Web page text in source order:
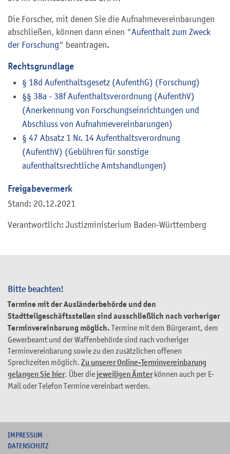
Bitte beachten!
Termine mit der Ausländerbehörde und den
Stadtteilgeschäftsstellen sind ausschließlich nach vorheriger
Terminvereinbarung möglich. Termine mit dem Bürgeramt, dem
Gewerbeamt und der Waffenbehörde sind nach vorheriger
Terminvereinbarung sowie zu den zusätzlichen offenen
Sprechzeiten möglich. Zu unserer Online-Terminvereinbarung
gelangen Sie hier. Über diejeweiligen Ämterkönnen auch per E-
Mail oder Telefon Termine vereinbart werden.
Die Forscher, mit denen Sie die Aufnahmevereinbarungen
abschließen, können dann einen "Aufenthalt zum Zweck
der Forschung" beantragen.
Rechtsgrundlage
§ 18d Aufenthaltsgesetz (AufenthG) (Forschung)
§§ 38a - 38f Aufenthaltsverordnung (AufenthV)
(Anerkennung von Forschungseinrichtungen und
Abschluss von Aufnahmevereinbarungen)
§ 47 Absatz 1 Nr. 14 Aufenthaltsverordnung
(AufenthV) (Gebühren für sonstige
aufenthaltsrechtliche Amtshandlungen)
Freigabevermerk
Stand: 20.12.2021
Verantwortlich: Justizministerium Baden-Württemberg
IMPRESSUM
DATENSCHUTZ